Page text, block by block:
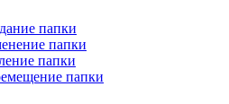
папки
папки
папки
папки